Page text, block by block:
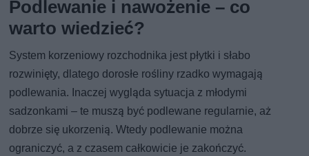
Podlewanie i nawożenie – co
warto wiedzieć?
System korzeniowy rozchodnika jest płytki i słabo
rozwinięty, dlatego dorosłe rośliny rzadko wymagają
podlewania. Inaczej wygląda sytuacja z młodymi
sadzonkami – te muszą być podlewane regularnie, aż
dobrze się ukorzenią. Wtedy podlewanie można
ograniczyć, a z czasem całkowicie je zakończyć.